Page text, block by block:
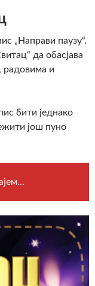
„Направи паузу“.
да обасјава
радовима и
бити једнако
још пуно